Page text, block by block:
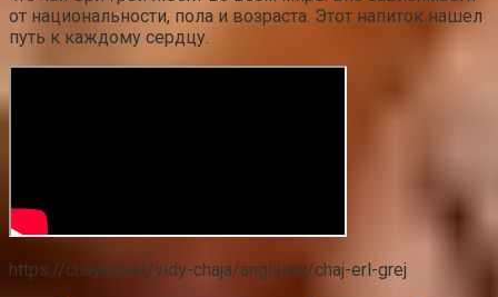
от национальности, пола и возраста. Этот напиток нашел
путь к каждому сердцу.
https://chayku.net/vidy-chaja/anglijskij/chaj-erl-grej